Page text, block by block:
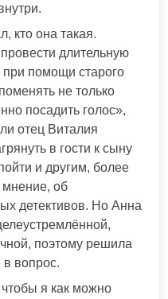
кто она такая.
длительную
при помощи старого
не только
посадить голос»,
отец Виталия
в гости к сыну
и другим, более
мнение, об
детективов. Но Анна
поэтому решила
в вопрос.
я как можно